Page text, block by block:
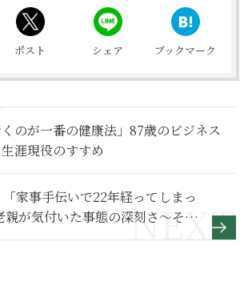
ポスト シェア ブックマーク
くのが一番の健康法」87歳のビジネス
涯現役のすすめ
「家事手伝いで22年経ってしまっ
が気付いた事態の深刻さ～その